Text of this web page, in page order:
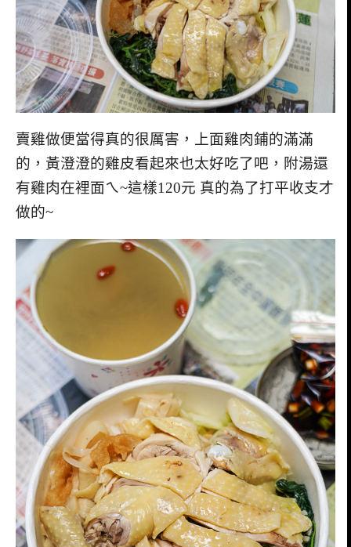
賣雞做便當得真的很厲害，上面雞肉鋪的滿滿
的，黃澄澄的雞皮看起來也太好吃了吧，附湯還
有雞肉在裡面ㄟ~這樣120元 真的為了打平收支才
做的~